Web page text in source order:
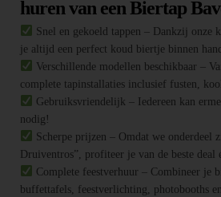
huren van een Biertap
Snel en gekoeld tappen – Dankzij onze
je altijd een perfect koud biertje binnen
Verschillende modellen beschikbaar –
complete tapinstallaties inclusief fusten,
Gebruiksvriendelijk – Iedereen kan
nodig!
Scherpe prijzen – Omdat we onderdeel
Druiventros”, profiteer je van de beste deal
Complete feestverhuur – Combineer je
buffettafels, feestverlichting, photobooths